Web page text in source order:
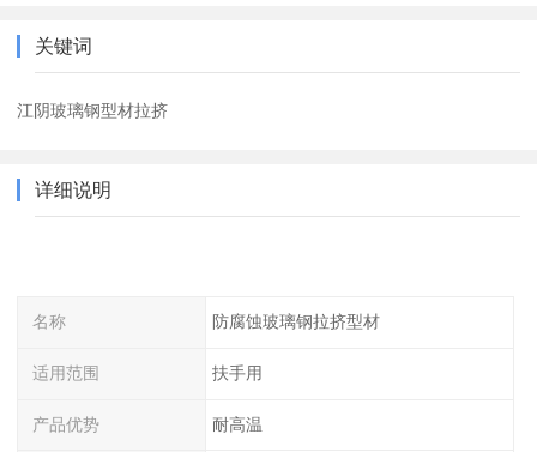
关键词
江阴玻璃钢型材拉挤
详细说明
名称 防腐蚀玻璃钢拉挤型材
适用范围 扶手用
产品优势 耐高温